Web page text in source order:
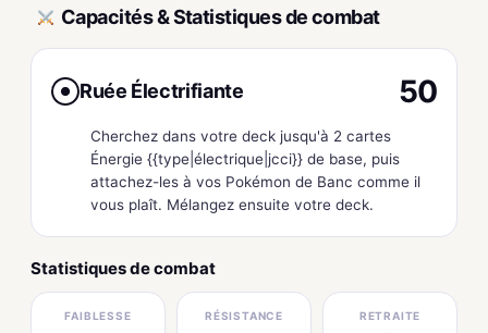
Capacités & Statistiques de combat
● Ruée Électrifiante 50
Cherchez dans votre deck jusqu'à 2 cartes
Énergie {{type|électrique|jcci}} de base, puis
attachez-les à vos Pokémon de Banc comme il
vous plaît. Mélangez ensuite votre deck.
Statistiques de combat
FAIBLESSE RÉSISTANCE RETRAITE